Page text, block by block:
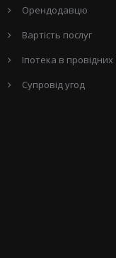
Орендодавцю
Вартість послуг
Іпотека в
Супровід угод